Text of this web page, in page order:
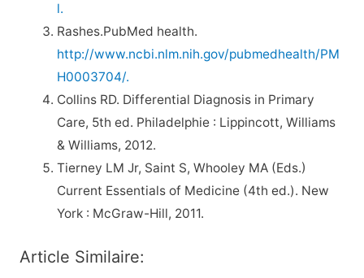
l.
Rashes.PubMed health.
http://www.ncbi.nlm.nih.gov/pubmedhealth/PM
H0003704/.
Collins RD. Differential Diagnosis in Primary
Care, 5th ed. Philadelphie : Lippincott, Williams
& Williams, 2012.
Tierney LM Jr, Saint S, Whooley MA (Eds.)
Current Essentials of Medicine (4th ed.). New
York : McGraw-Hill, 2011.
Article Similaire: